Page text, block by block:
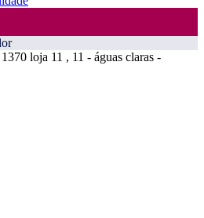
loja 11 , 11 - águas claras -